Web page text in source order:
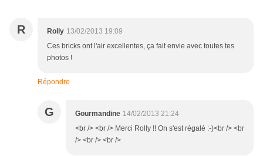
R Rolly 13/02/2013 19:09
Ces bricks ont l'air excellentes, ça fait envie avec toutes tes
photos !
Répondre
G Gourmandine 14/02/2013 21:24
<br /> <br /> Merci Rolly !! On s'est régalé :-)<br /> <br
/> <br /> <br />